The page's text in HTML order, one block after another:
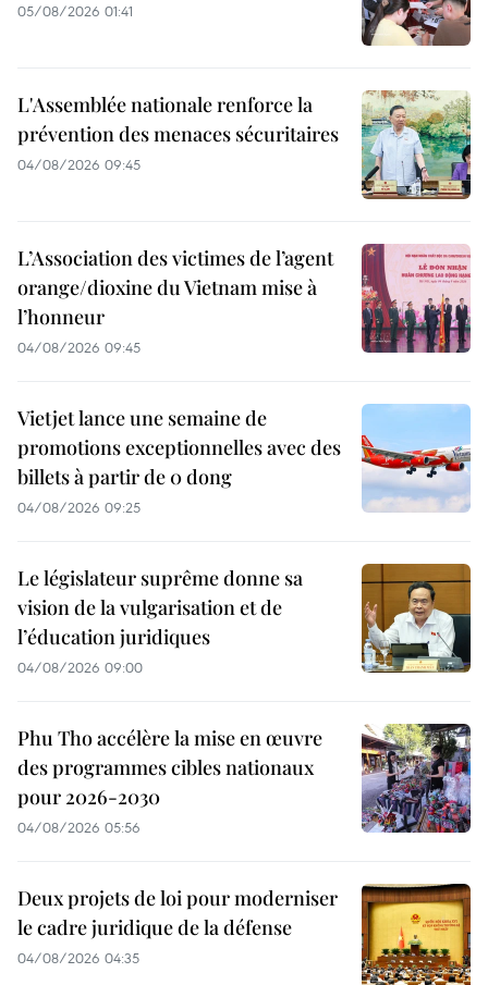
05/08/2026 01:41
L'Assemblée nationale renforce la
prévention des menaces sécuritaires
04/08/2026 09:45
L’Association des victimes de l’agent
orange/dioxine du Vietnam mise à
l’honneur
04/08/2026 09:45
Vietjet lance une semaine de
promotions exceptionnelles avec des
billets à partir de 0 dong
04/08/2026 09:25
Le législateur suprême donne sa
vision de la vulgarisation et de
l’éducation juridiques
04/08/2026 09:00
Phu Tho accélère la mise en œuvre
des programmes cibles nationaux
pour 2026-2030
04/08/2026 05:56
Deux projets de loi pour moderniser
le cadre juridique de la défense
04/08/2026 04:35